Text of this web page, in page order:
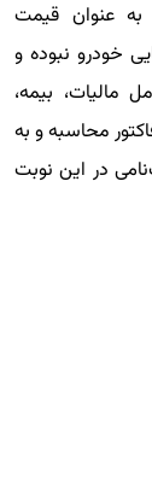
عنوان قیمت
خودرو نبوده و
مالیات، بیمه،
محاسبه و به
در این نوبت